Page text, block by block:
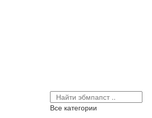
Все категории